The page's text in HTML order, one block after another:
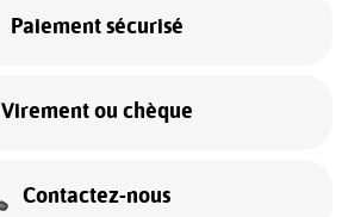
Paiement sécurisé
Virement ou chèque
Contactez-nous